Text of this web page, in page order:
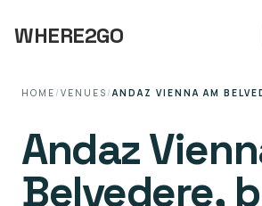
WHERE2GO
HOME / VENUES / ANDAZ VIENNA AM
Andaz
Belvedere,